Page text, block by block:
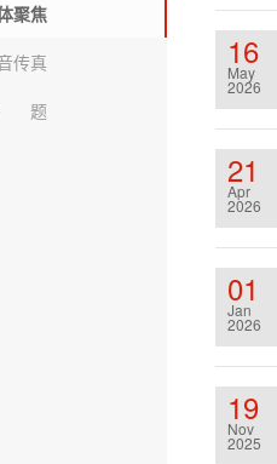
聚焦
传真
题
16
May
2026
21
Apr
2026
01
Jan
2026
19
Nov
2025